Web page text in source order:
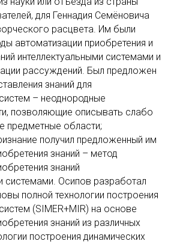
для Геннадия Семёновича
расцвета. Им были
автоматизации приобретения и
интеллектуальными системами и
рассуждений. Был предложен
знаний для
– неоднородные
позволяющие описывать слабо
предметные области;
получил предложенный им
знаний – метод
знаний
системами. Осипов разработал
полной технологии построения
(SIMER+MIR) на основе
знаний из различных
построения динамических